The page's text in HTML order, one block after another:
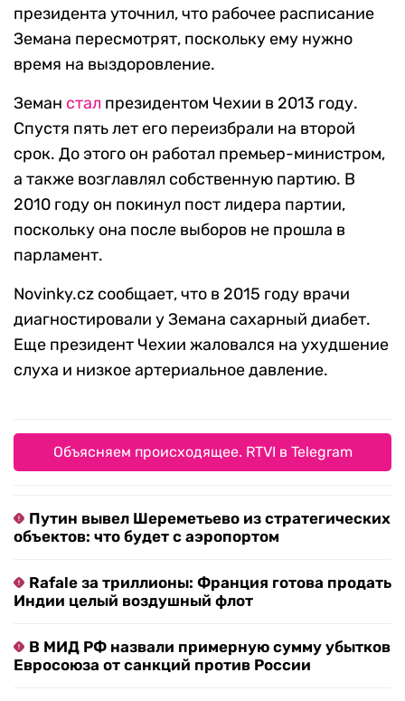
президента уточнил, что рабочее расписание
Земана пересмотрят, поскольку ему нужно
время на выздоровление.
Земан стал президентом Чехии в 2013 году.
Спустя пять лет его переизбрали на второй
срок. До этого он работал премьер-министром,
а также возглавлял собственную партию. В
2010 году он покинул пост лидера партии,
поскольку она после выборов не прошла в
парламент.
Novinky.cz сообщает, что в 2015 году врачи
диагностировали у Земана сахарный диабет.
Еще президент Чехии жаловался на ухудшение
слуха и низкое артериальное давление.
Объясняем происходящее. RTVI в Telegram
Путин вывел Шереметьево из стратегических
объектов: что будет с аэропортом
Rafale за триллионы: Франция готова продать
Индии целый воздушный флот
В МИД РФ назвали примерную сумму убытков
Евросоюза от санкций против России